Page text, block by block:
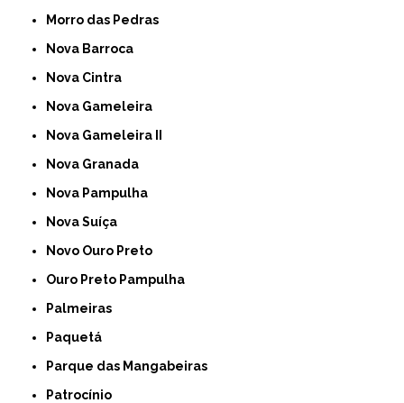
Morro das Pedras
Nova Barroca
Nova Cintra
Nova Gameleira
Nova Gameleira II
Nova Granada
Nova Pampulha
Nova Suíça
Novo Ouro Preto
Ouro Preto Pampulha
Palmeiras
Paquetá
Parque das Mangabeiras
Patrocínio